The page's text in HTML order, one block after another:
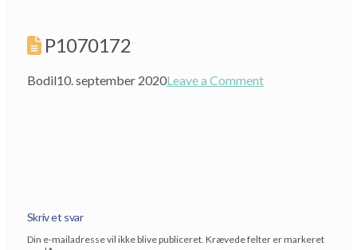
P1070172
Bodil10. september 2020Leave a Comment
Skriv et svar
Din e-mailadresse vil ikke blive publiceret. Krævede felter er markeret